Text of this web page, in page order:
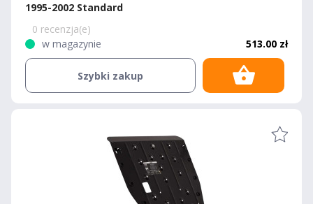
1995-2002 Standard
0 recenzja(e)
w magazynie
513.00 zł
Szybki zakup